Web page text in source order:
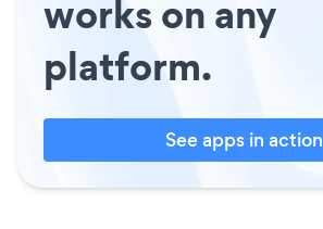
works on any
platform.
See apps in action